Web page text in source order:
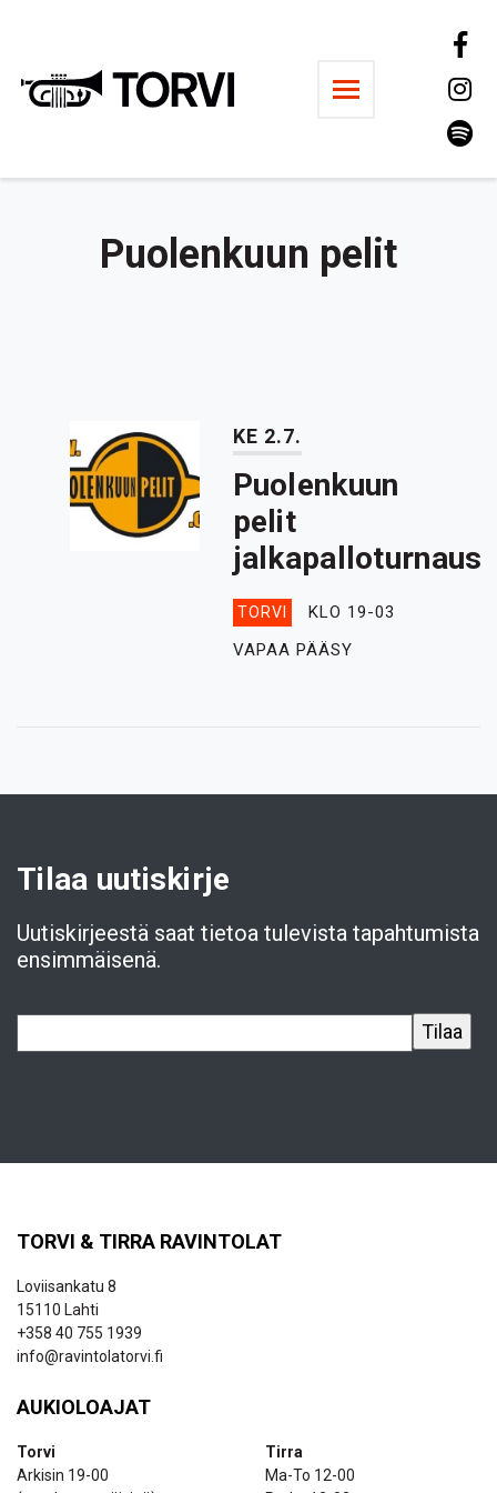
Ravintola Torvi
Puolenkuun pelit
KE 2.7.
Puolenkuun
pelit
jalkapalloturnaus
TORVI
KLO 19-03
VAPAA PÄÄSY
Tilaa uutiskirje
Uutiskirjeestä saat tietoa tulevista tapahtumista
ensimmäisenä.
TORVI & TIRRA RAVINTOLAT
Loviisankatu 8
15110 Lahti
+358 40 755 1939
info@ravintolatorvi.fi
AUKIOLOAJAT
Torvi
Arkisin 19-00
Tirra
Ma-To 12-00